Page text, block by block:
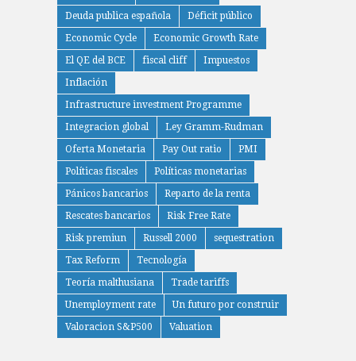
Deuda publica española
Déficit público
Economic Cycle
Economic Growth Rate
El QE del BCE
fiscal cliff
Impuestos
Inflación
Infrastructure investment Programme
Integracion global
Ley Gramm-Rudman
Oferta Monetaria
Pay Out ratio
PMI
Políticas fiscales
Políticas monetarias
Pánicos bancarios
Reparto de la renta
Rescates bancarios
Risk Free Rate
Risk premiun
Russell 2000
sequestration
Tax Reform
Tecnología
Teoría malthusiana
Trade tariffs
Unemployment rate
Un futuro por construir
Valoracion S&P500
Valuation